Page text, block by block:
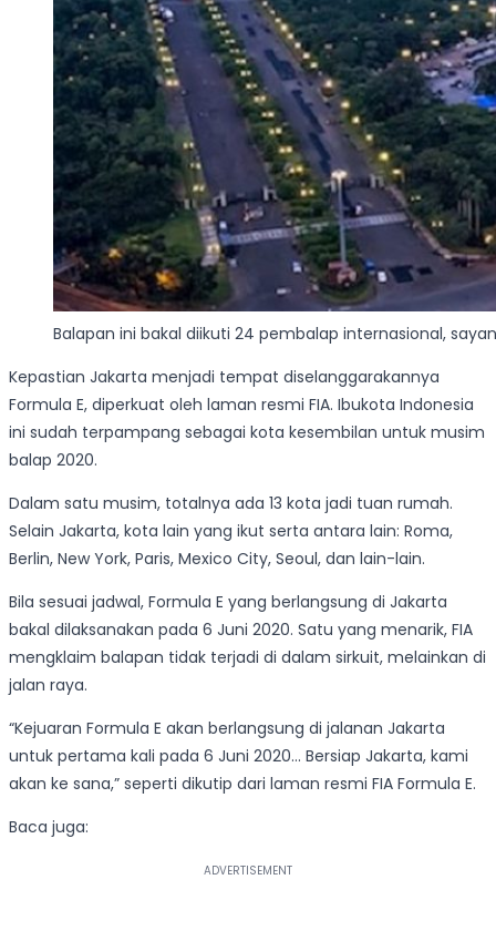
Balapan ini bakal diikuti 24 pembalap internasional,
Kepastian Jakarta menjadi tempat diselanggarakannya
Formula E, diperkuat oleh laman resmi FIA. Ibukota Indonesia
ini sudah terpampang sebagai kota kesembilan untuk musim
balap 2020.
Dalam satu musim, totalnya ada 13 kota jadi tuan rumah.
Selain Jakarta, kota lain yang ikut serta antara lain: Roma,
Berlin, New York, Paris, Mexico City, Seoul, dan lain-lain.
Bila sesuai jadwal, Formula E yang berlangsung di Jakarta
bakal dilaksanakan pada 6 Juni 2020. Satu yang menarik, FIA
mengklaim balapan tidak terjadi di dalam sirkuit, melainkan di
jalan raya.
“Kejuaran Formula E akan berlangsung di jalanan Jakarta
untuk pertama kali pada 6 Juni 2020… Bersiap Jakarta, kami
akan ke sana,” seperti dikutip dari laman resmi FIA Formula E.
Baca juga: